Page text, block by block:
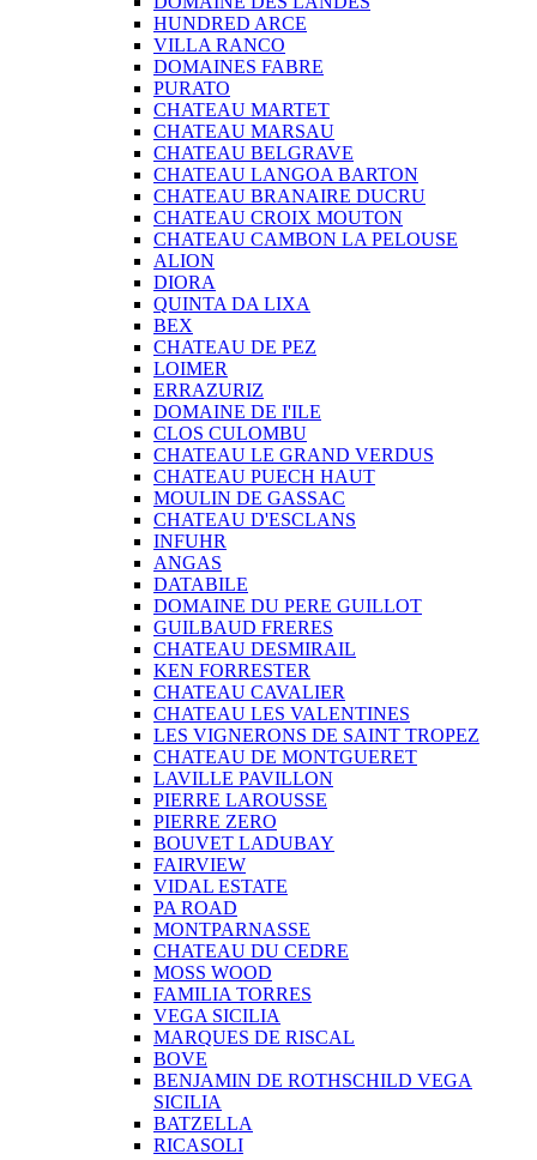
HUNDRED ARCE
VILLA RANCO
DOMAINES FABRE
PURATO
CHATEAU MARTET
CHATEAU MARSAU
CHATEAU BELGRAVE
CHATEAU LANGOA BARTON
CHATEAU BRANAIRE DUCRU
CHATEAU CROIX MOUTON
CHATEAU CAMBON LA PELOUSE
ALION
DIORA
QUINTA DA LIXA
BEX
CHATEAU DE PEZ
LOIMER
ERRAZURIZ
DOMAINE DE I'ILE
CLOS CULOMBU
CHATEAU LE GRAND VERDUS
CHATEAU PUECH HAUT
MOULIN DE GASSAC
CHATEAU D'ESCLANS
INFUHR
ANGAS
DATABILE
DOMAINE DU PERE GUILLOT
GUILBAUD FRERES
CHATEAU DESMIRAIL
KEN FORRESTER
CHATEAU CAVALIER
CHATEAU LES VALENTINES
LES VIGNERONS DE SAINT TROPEZ
CHATEAU DE MONTGUERET
LAVILLE PAVILLON
PIERRE LAROUSSE
PIERRE ZERO
BOUVET LADUBAY
FAIRVIEW
VIDAL ESTATE
PA ROAD
MONTPARNASSE
CHATEAU DU CEDRE
MOSS WOOD
FAMILIA TORRES
VEGA SICILIA
MARQUES DE RISCAL
BOVE
BENJAMIN DE ROTHSCHILD VEGA
SICILIA
BATZELLA
RICASOLI